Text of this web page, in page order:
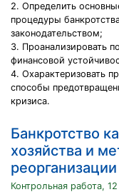
2. Определить
процедуры
законодательством;
3. Проанализировать
финансовой
4. Охарактеризовать
способы
кризиса.
Банкротство
хозяйства и
Контрольная работа,